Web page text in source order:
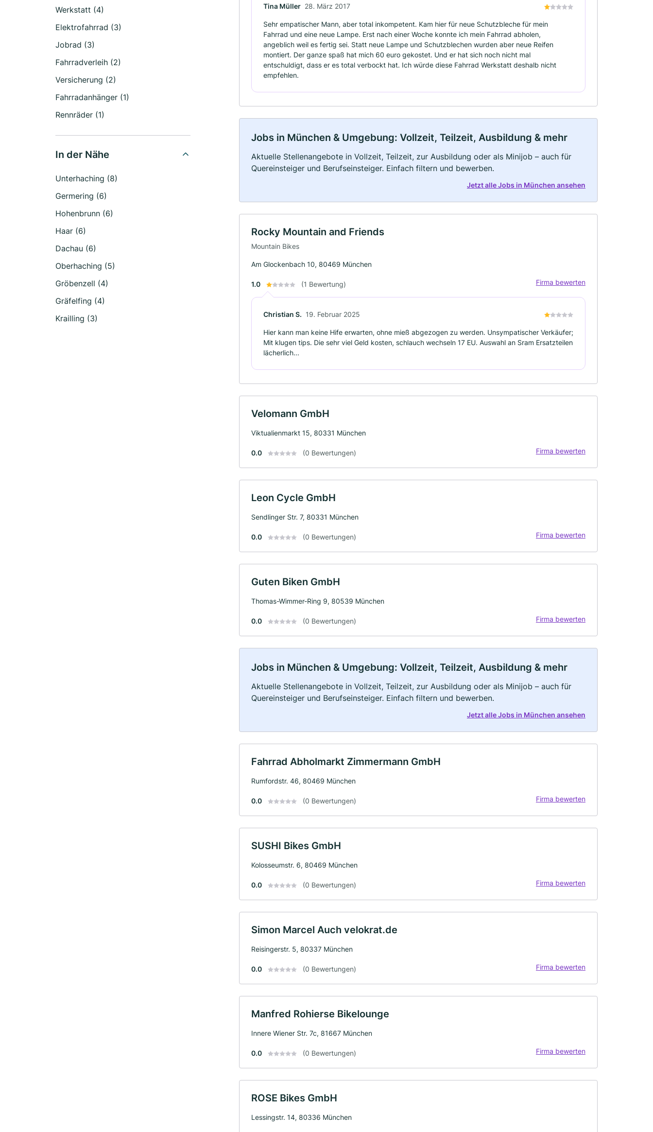
Werkstatt (4)
Elektrofahrrad (3)
Jobrad (3)
Fahrradverleih (2)
Versicherung (2)
Fahrradanhänger (1)
Rennräder (1)
In der Nähe
Unterhaching (8)
Germering (6)
Hohenbrunn (6)
Haar (6)
Dachau (6)
Oberhaching (5)
Gröbenzell (4)
Gräfelfing (4)
Krailling (3)
Tina Müller 28. März 2017
Sehr empatischer Mann, aber total inkompetent. Kam hier für neue Schutzbleche für mein
Fahrrad und eine neue Lampe. Erst nach einer Woche konnte ich mein Fahrrad abholen,
angeblich weil es fertig sei. Statt neue Lampe und Schutzblechen wurden aber neue Reifen
montiert. Der ganze spaß hat mich 60 euro gekostet. Und er hat sich noch nicht mal
entschuldigt, dass er es total verbockt hat. Ich würde diese Fahrrad Werkstatt deshalb nicht
empfehlen.
Jobs in München & Umgebung: Vollzeit, Teilzeit, Ausbildung & mehr
Aktuelle Stellenangebote in Vollzeit, Teilzeit, zur Ausbildung oder als Minijob – auch für
Quereinsteiger und Berufseinsteiger. Einfach filtern und bewerben.
Jetzt alle Jobs in München ansehen
Rocky Mountain and Friends
Mountain Bikes
Am Glockenbach 10, 80469 München
1.0 (1 Bewertung) Firma bewerten
Christian S. 19. Februar 2025
Hier kann man keine Hife erwarten, ohne mieß abgezogen zu werden. Unsympatischer Verkäufer;
Mit klugen tips. Die sehr viel Geld kosten, schlauch wechseln 17 EU. Auswahl an Sram Ersatzteilen
lächerlich...
Velomann GmbH
Viktualienmarkt 15, 80331 München
0.0 (0 Bewertungen) Firma bewerten
Leon Cycle GmbH
Sendlinger Str. 7, 80331 München
0.0 (0 Bewertungen) Firma bewerten
Guten Biken GmbH
Thomas-Wimmer-Ring 9, 80539 München
0.0 (0 Bewertungen) Firma bewerten
Jobs in München & Umgebung: Vollzeit, Teilzeit, Ausbildung & mehr
Aktuelle Stellenangebote in Vollzeit, Teilzeit, zur Ausbildung oder als Minijob – auch für
Quereinsteiger und Berufseinsteiger. Einfach filtern und bewerben.
Jetzt alle Jobs in München ansehen
Fahrrad Abholmarkt Zimmermann GmbH
Rumfordstr. 46, 80469 München
0.0 (0 Bewertungen) Firma bewerten
SUSHI Bikes GmbH
Kolosseumstr. 6, 80469 München
0.0 (0 Bewertungen) Firma bewerten
Simon Marcel Auch velokrat.de
Reisingerstr. 5, 80337 München
0.0 (0 Bewertungen) Firma bewerten
Manfred Rohierse Bikelounge
Innere Wiener Str. 7c, 81667 München
0.0 (0 Bewertungen) Firma bewerten
ROSE Bikes GmbH
Lessingstr. 14, 80336 München